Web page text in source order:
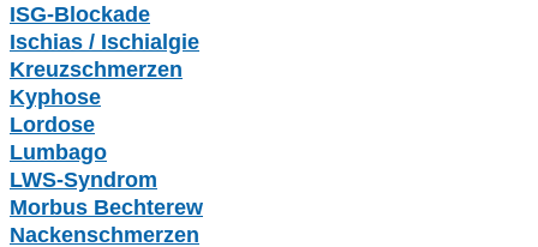
ISG-Blockade
Ischias / Ischialgie
Kreuzschmerzen
Kyphose
Lordose
Lumbago
LWS-Syndrom
Morbus Bechterew
Nackenschmerzen